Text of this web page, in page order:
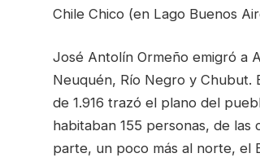
Chile Chico (en Lago Buenos
José Antolín Ormeño emigró a
Neuquén, Río Negro y Chubut.
de 1.916 trazó el plano del
habitaban 155 personas, de
parte, un poco más al norte, el